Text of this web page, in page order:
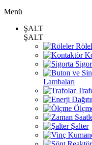
Menü
ŞALT
ŞALT
Lambaları
Şalter